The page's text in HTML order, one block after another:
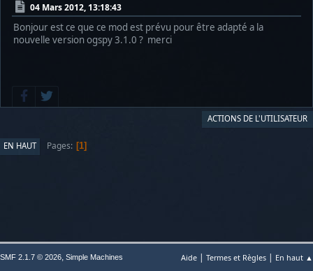
04 Mars 2012, 13:18:43
Bonjour est ce que ce mod est prévu pour être adapté a la
nouvelle version ogspy 3.1.0 ? merci
ACTIONS DE L'UTILISATEUR
EN HAUT Pages 1
Aide | Termes et Règles | En haut ▲
SMF 2.1.7 © 2026, Simple Machines